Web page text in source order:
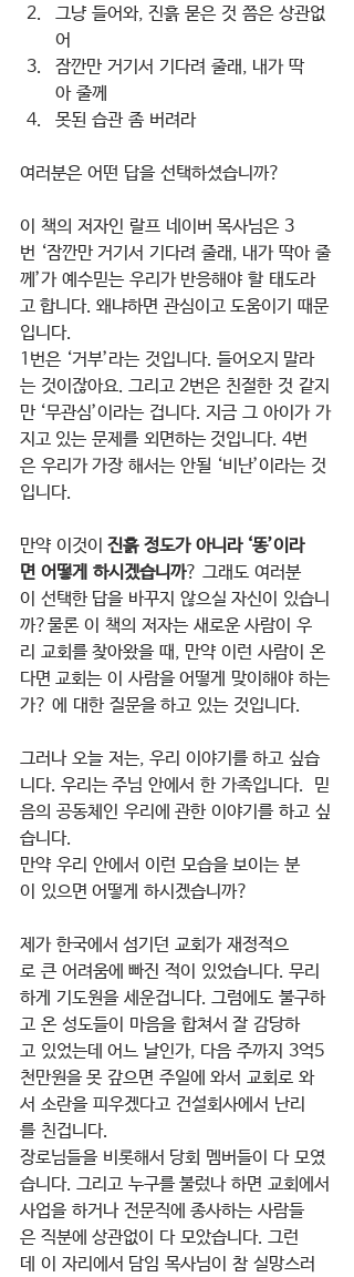
그냥 들어와, 진흙 묻은 것 쯤은 상관없
어
잠깐만 거기서 기다려 줄래, 내가 딱
아 줄께
못된 습관 좀 버려라
여러분은 어떤 답을 선택하셨습니까?
이 책의 저자인 랄프 네이버 목사님은 3
번 ‘잠깐만 거기서 기다려 줄래, 내가 딱아 줄
께’가 예수믿는 우리가 반응해야 할 태도라
고 합니다. 왜냐하면 관심이고 도움이기 때문
입니다.
1번은 ‘거부’라는 것입니다. 들어오지 말라
는 것이잖아요. 그리고 2번은 친절한 것 같지
만 ‘무관심’이라는 겁니다. 지금 그 아이가 가
지고 있는 문제를 외면하는 것입니다. 4번
은 우리가 가장 해서는 안될 ‘비난’이라는 것
입니다.
만약 이것이 진흙 정도가 아니라 ‘똥’이라
면 어떻게 하시겠습니까? 그래도 여러분
이 선택한 답을 바꾸지 않으실 자신이 있습니
까?물론 이 책의 저자는 새로운 사람이 우
리 교회를 찾아왔을 때, 만약 이런 사람이 온
다면 교회는 이 사람을 어떻게 맞이해야 하는
가? 에 대한 질문을 하고 있는 것입니다.
그러나 오늘 저는, 우리 이야기를 하고 싶습
니다. 우리는 주님 안에서 한 가족입니다.  믿
음의 공동체인 우리에 관한 이야기를 하고 싶
습니다.
만약 우리 안에서 이런 모습을 보이는 분
이 있으면 어떻게 하시겠습니까?
제가 한국에서 섬기던 교회가 재정적으
로 큰 어려움에 빠진 적이 있었습니다. 무리
하게 기도원을 세운겁니다. 그럼에도 불구하
고 온 성도들이 마음을 합쳐서 잘 감당하
고 있었는데 어느 날인가, 다음 주까지 3억5
천만원을 못 갚으면 주일에 와서 교회로 와
서 소란을 피우겠다고 건설회사에서 난리
를 친겁니다.
장로님들을 비롯해서 당회 멤버들이 다 모였
습니다. 그리고 누구를 불렀나 하면 교회에서
사업을 하거나 전문직에 종사하는 사람들
은 직분에 상관없이 다 모았습니다. 그런
데 이 자리에서 담임 목사님이 참 실망스러